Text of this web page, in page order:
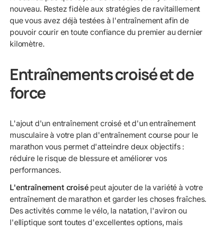
nouveau. Restez fidèle aux stratégies de ravitaillement
que vous avez déjà testées à l'entraînement afin de
pouvoir courir en toute confiance du premier au dernier
kilomètre.
Entraînements croisé et de
force
L'ajout d'un entraînement croisé et d'un entraînement
musculaire à votre plan d'entraînement course pour le
marathon vous permet d'atteindre deux objectifs :
réduire le risque de blessure et améliorer vos
performances.
L'entraînement croisépeut ajouter de la variété à votre
entraînement de marathon et garder les choses fraîches.
Des activités comme le vélo, la natation, l'aviron ou
l'elliptique sont toutes d'excellentes options, mais